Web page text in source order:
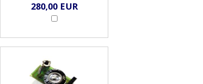
280,00 EUR